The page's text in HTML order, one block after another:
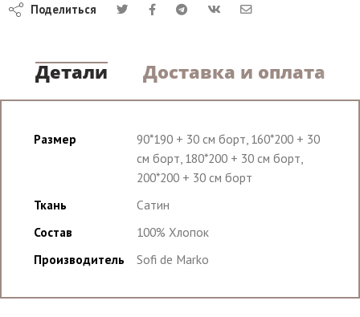
Поделиться
Детали Доставка и оплата
Размер
90*190 + 30 см борт, 160*200 + 30
см борт, 180*200 + 30 см борт,
200*200 + 30 см борт
Ткань
Сатин
Состав
100% Хлопок
Производитель
Sofi de Marko